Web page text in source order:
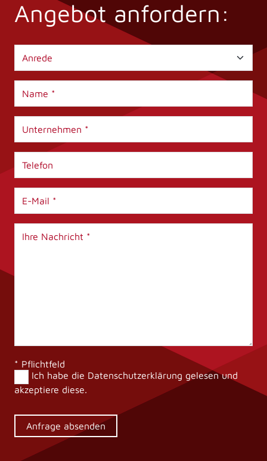
Angebot anfordern:
* Pflichtfeld
Ich habe die Datenschutzerklärung gelesen und
akzeptiere diese.
Alternative: